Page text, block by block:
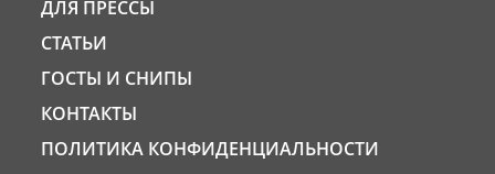
ДЛЯ ПРЕССЫ
СТАТЬИ
ГОСТЫ И СНИПЫ
КОНТАКТЫ
ПОЛИТИКА КОНФИДЕНЦИАЛЬНОСТИ